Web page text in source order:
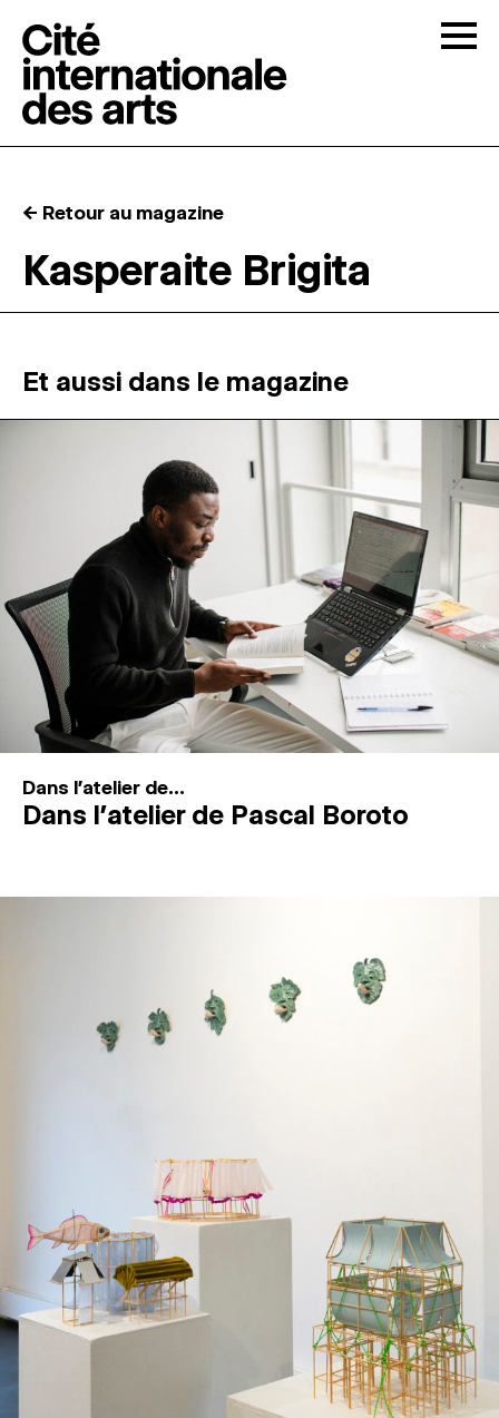
RÉSIDENCES ↓
ATELIERS OUVERTS
ESPACES DE PRATIQUE ARTISTIQUE ↓
Recherche
Connexion
↓
← Retour au magazine
Kasperaite Brigita
Et aussi dans le magazine
Dans l'atelier de...
Dans l’atelier de Pascal Boroto